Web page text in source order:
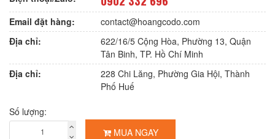
Email đặt hàng:
contact@hoangcodo.com
Địa chỉ:
622/16/5 Cộng Hòa, Phường 13, Quận
Tân Binh, TP. Hồ Chí Minh
Địa chỉ:
228 Chi Lăng, Phường Gia Hội, Thành
Phố Huế
Số lượng:
MUA NGAY